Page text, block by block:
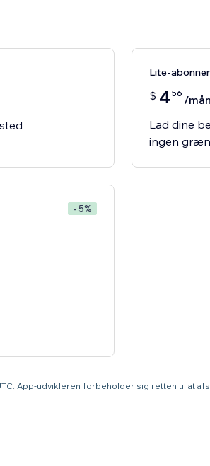
Lite-
$ 4 56 /
Lad dine
ingen
- 5%
App-udvikleren forbeholder sig retten til at